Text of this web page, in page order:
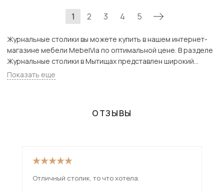
1 2 3 4 5
Журнальные столики вы можете купить в нашем интернет-
магазине мебели MebelVia по оптимальной цене. В разделе
Журнальные столики в Мытищах представлен широкий
ассортимент товаров с доставкой в Москве и Подмосковью,
включая Мытищи. Всего товаров в категории «Журнальные
Показать еще
ОТЗЫВЫ
Отличный столик, то что хотела.